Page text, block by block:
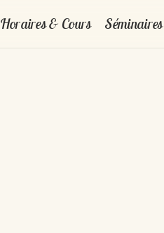
Horaires & Cours Séminaires